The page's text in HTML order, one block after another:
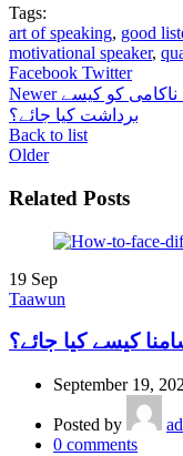
Tags:
art of speaking, good
motivational speaker,
Facebook Twitter
Newer کو کیسے
برداشت کیا جائے؟
Back to list
Older
Related Posts
19 Sep
Taawun
کیسے کیا جائے؟
September 19,
Posted by
0 comments